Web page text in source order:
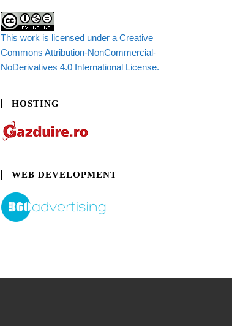
This work is licensed under a Creative
Commons Attribution-NonCommercial-
NoDerivatives 4.0 International License.
HOSTING
WEB DEVELOPMENT